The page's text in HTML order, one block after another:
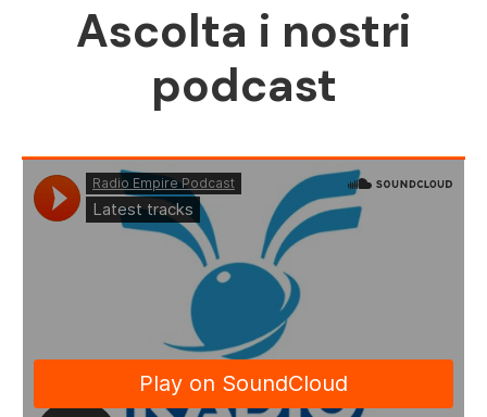
Ascolta i nostri
podcast